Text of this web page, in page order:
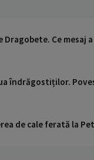
Dragobete. Ce mesaj
îndrăgostiților.
de cale ferată la